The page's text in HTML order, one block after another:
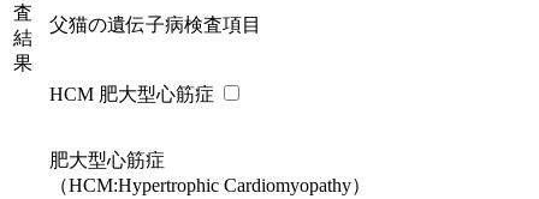
査
結
果
父猫の遺伝子病検査項目
HCM 肥大型心筋症
肥大型心筋症
（HCM:Hypertrophic Cardiomyopathy）